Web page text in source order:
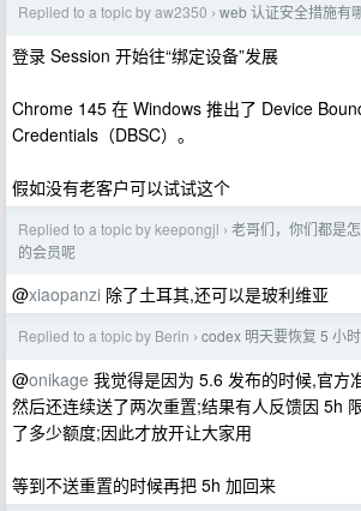
Replied to a topic by aw2350 › web 认证安全措施有
登录 Session 开始往“绑定设备”发展
Chrome 145 在 Windows 推出了 Device
Credentials（DBSC）。
假如没有老客户可以试试这个
Replied to a topic by keepongjl › 老哥们，你们都是
的会员呢
@xiaopanzi 除了土耳其,还可以是玻利维亚
Replied to a topic by Berin › codex 明天要恢复 5 小
@onikage 我觉得是因为 5.6 发布的时候,官方
然后还连续送了两次重置;结果有人反馈因 5h
了多少额度;因此才放开让大家用
等到不送重置的时候再把 5h 加回来